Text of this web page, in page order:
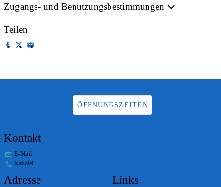
Zugangs- und Benutzungsbestimmungen
Teilen
ÖFFNUNGSZEITEN
Kontakt
E-Mail
Kanzlei
Adresse Links